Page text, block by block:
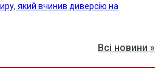
який вчинив диверсію на
Всі новини »